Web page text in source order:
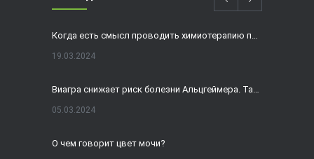
Когда есть смысл проводить химиотерапию при раке толстой кишки?
19.03.2024
Виагра снижает риск болезни Альцгеймера. Так ли это?
05.03.2024
О чем говорит цвет мочи?